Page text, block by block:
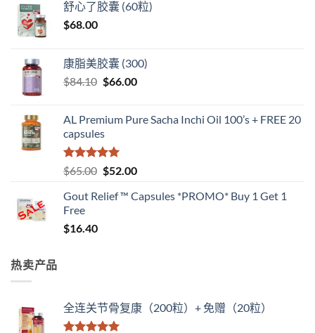
舒心了胶囊 (60粒)
$68.00
康脂美胶囊 (300)
$84.10 原
$84.10。
$66.00当
格
AL Premium Pure Sacha Inchi Oil 100’s + FREE 20
capsules
评分5 （满
分 5 分
$65.00 原
为：
$52.00当
价
Gout Relief ™ Capsules *PROMO* Buy 1 Get 1
Free
$16.40
热卖产品
全连关节骨复康（200粒）+ 免赠（20粒）